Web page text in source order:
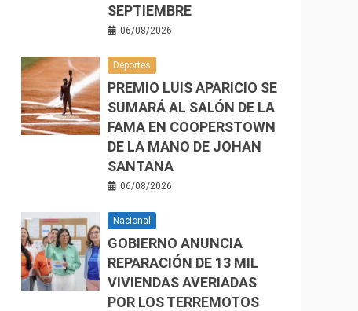
SEPTIEMBRE
06/08/2026
Deportes
PREMIO LUIS APARICIO SE
SUMARÁ AL SALÓN DE LA
FAMA EN COOPERSTOWN
DE LA MANO DE JOHAN
SANTANA
06/08/2026
Nacional
GOBIERNO ANUNCIA
REPARACIÓN DE 13 MIL
VIVIENDAS AVERIADAS
POR LOS TERREMOTOS